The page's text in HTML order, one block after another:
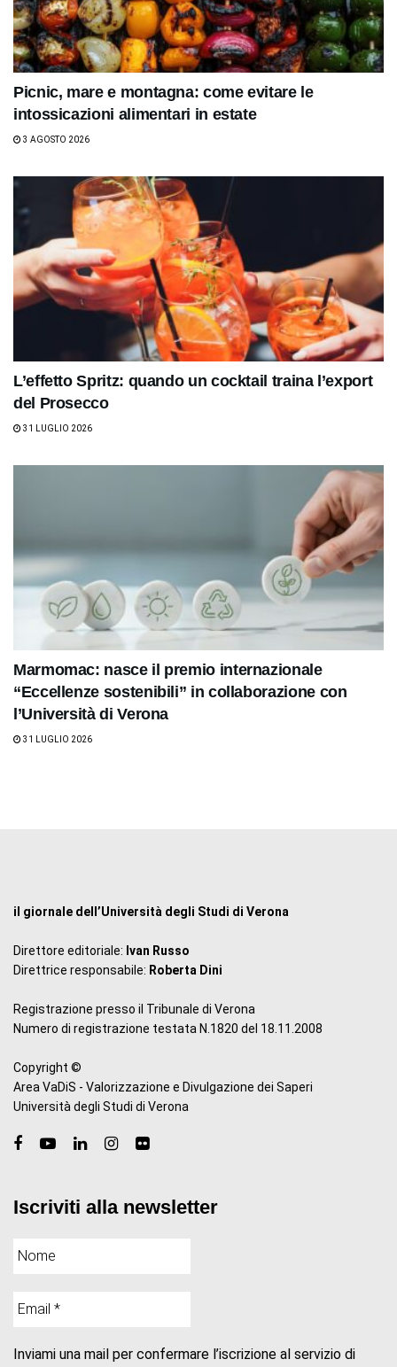
Picnic, mare e montagna: come evitare le
intossicazioni alimentari in estate
3 AGOSTO 2026
L’effetto Spritz: quando un cocktail traina l’export
del Prosecco
31 LUGLIO 2026
Marmomac: nasce il premio internazionale
“Eccellenze sostenibili” in collaborazione con
l’Università di Verona
31 LUGLIO 2026
il giornale dell’Università degli Studi di Verona
Direttore editoriale: Ivan Russo
Direttrice responsabile: Roberta Dini
Registrazione presso il Tribunale di Verona
Numero di registrazione testata N.1820 del 18.11.2008
Copyright ©
Area VaDiS - Valorizzazione e Divulgazione dei Saperi
Università degli Studi di Verona
Iscriviti alla newsletter
Inviami una mail per confermare l’iscrizione al servizio di